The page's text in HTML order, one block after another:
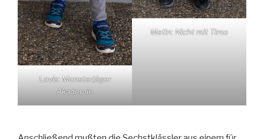
Lovis: Monsterjäger
Akademie
Metin: Nicht mit Timo